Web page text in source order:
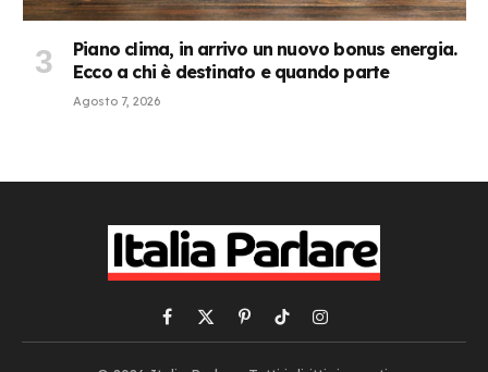
Piano clima, in arrivo un nuovo bonus energia.
Ecco a chi è destinato e quando parte
Agosto 7, 2026
Facebook
X
(Twitter)
PinterestTikTokInstagram